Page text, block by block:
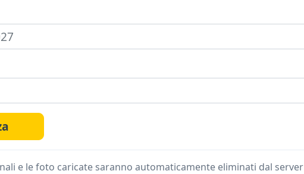
e le foto caricate saranno automaticamente eliminati dal server